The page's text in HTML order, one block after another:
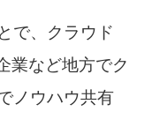
で、クラウド
業など地方でク
ノウハウ共有